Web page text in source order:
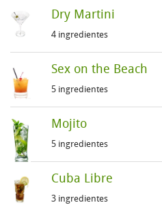
Dry Martini
4 ingredientes
Sex on the Beach
5 ingredientes
Mojito
5 ingredientes
Cuba Libre
3 ingredientes